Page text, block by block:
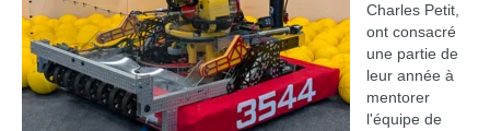
Charles Petit,
ont consacré
une partie de
leur année à
mentorer
l'équipe de